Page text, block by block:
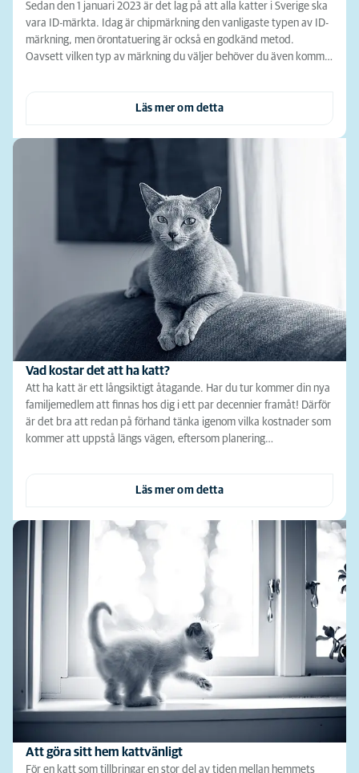
Sedan den 1 januari 2023 är det lag på att alla katter i Sverige ska
vara ID-märkta. Idag är chipmärkning den vanligaste typen av ID-
märkning, men örontatuering är också en godkänd metod.
Oavsett vilken typ av märkning du väljer behöver du även komm…
Läs mer om detta
Vad kostar det att ha katt?
Att ha katt är ett långsiktigt åtagande. Har du tur kommer din nya
familjemedlem att finnas hos dig i ett par decennier framåt! Därför
är det bra att redan på förhand tänka igenom vilka kostnader som
kommer att uppstå längs vägen, eftersom planering…
Läs mer om detta
Att göra sitt hem kattvänligt
För en katt som tillbringar en stor del av tiden mellan hemmets